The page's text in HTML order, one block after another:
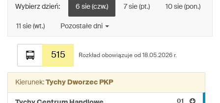
Wybierz dzień: 6 sie (czw.) 7 sie (pt.) 10 sie (pon.)
11 sie (wt.) Pozostałe dni
515
jazdy
linii:
515
Rozkład obowiązuje od 18.05.2026 r.
Kierunek: Tychy Dworzec PKP
01